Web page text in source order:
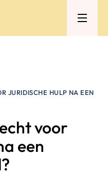
JURIDISCHE HULP NA EEN
voor
een